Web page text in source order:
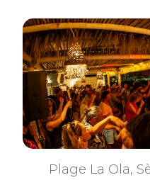
Plage La Ola,